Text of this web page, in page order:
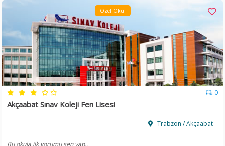
Özel Okul
0
Akçaabat Sınav Koleji Fen Lisesi
Trabzon / Akçaabat
Bu okula ilk yorumu sen yap..